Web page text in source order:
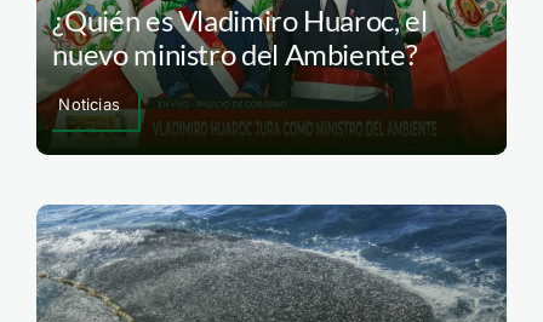
¿Quién es Vladimiro Huaroc, el
nuevo ministro del Ambiente?
Noticias